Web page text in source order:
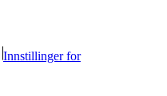
Innstillinger for